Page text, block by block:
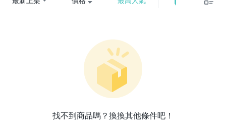
找不到商品嗎？換換其他條件吧！